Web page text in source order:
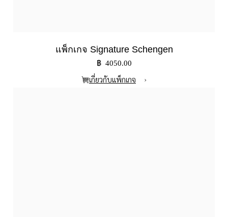
แพ็กเกจ Signature Schengen
฿ 4050.00
เกี่ยวกับแพ็กเกจ ›